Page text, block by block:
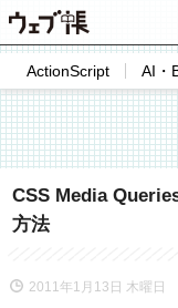
ActionScript AI・
CSS Media
方法
2011年1月13日 木曜日